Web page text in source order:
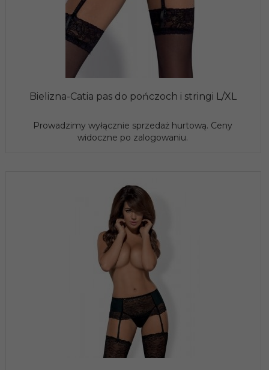
Bielizna-Catia pas do pończoch i stringi L/XL
Prowadzimy wyłącznie sprzedaż hurtową. Ceny
widoczne po zalogowaniu.